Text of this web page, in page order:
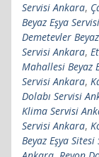
Servisi Ankara,
Beyaz Eşya
Demetevler
Servisi Ankara,
Mahallesi Beyaz
Servisi Ankara,
Dolabı Servisi
Klima Servisi
Servisi Ankara,
Beyaz Eşya